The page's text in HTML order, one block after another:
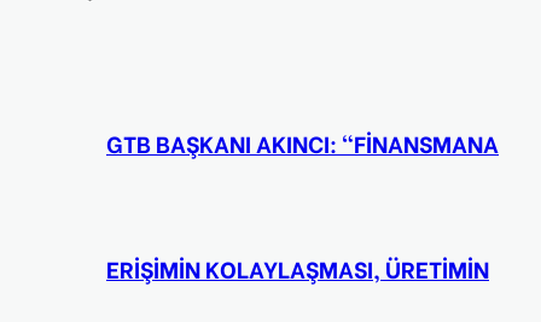
GTB BAŞKANI AKINCI: “FİNANSMANA
ERİŞİMİN KOLAYLAŞMASI, ÜRETİMİN